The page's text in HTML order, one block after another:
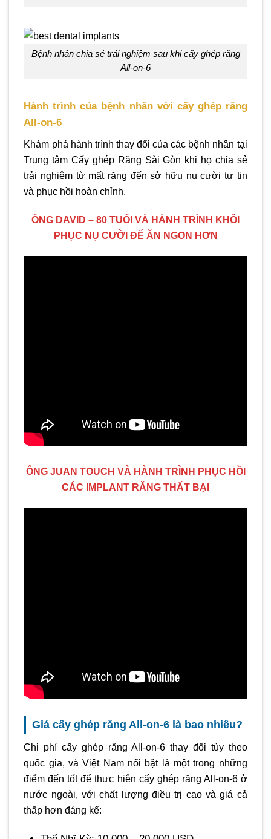
Bệnh nhân chia sẻ trải nghiệm sau khi cấy ghép răng
All-on-6
Hành trình của bệnh nhân với cấy ghép răng
All-on-6
Khám phá hành trình thay đổi của các bệnh nhân tại
Trung tâm Cấy ghép Răng Sài Gòn khi họ chia sẻ
trải nghiệm từ mất răng đến sở hữu nụ cười tự tin
và phục hồi hoàn chỉnh.
ÔNG DAVID – 80 TUỔI VÀ HÀNH TRÌNH KHÔI
PHỤC NỤ CƯỜI ĐỂ ĂN NGON HƠN
ÔNG JUAN TOUCH VÀ HÀNH TRÌNH PHỤC HỒI
CÁC IMPLANT RĂNG THẤT BẠI
Giá cấy ghép răng All-on-6 là bao nhiêu?
Chi phí cấy ghép răng All-on-6 thay đổi tùy theo
quốc gia, và Việt Nam nổi bật là một trong những
điểm đến tốt để thực hiện cấy ghép răng All-on-6 ở
nước ngoài, với chất lượng điều trị cao và giá cả
thấp hơn đáng kể: